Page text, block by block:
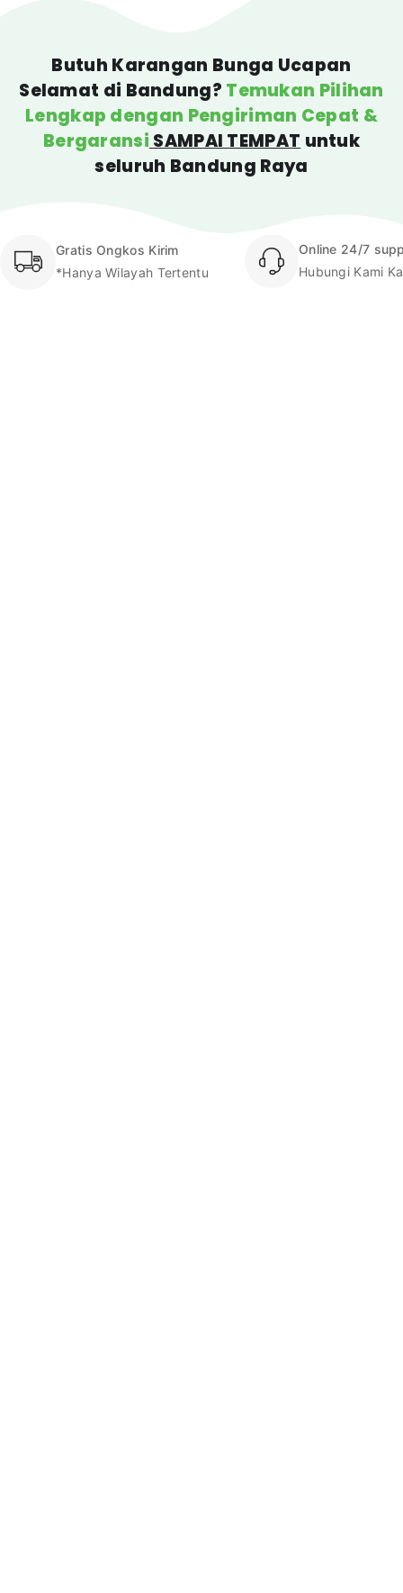
Butuh Karangan Bunga Ucapan
Selamat di Bandung? Temukan Pilihan
Lengkap dengan Pengiriman Cepat &
Bergaransi SAMPAI TEMPAT untuk
seluruh Bandung Raya
Gratis Ongkos Kirim
*Hanya Wilayah Tertentu
Online 24/7
Hubungi Kami